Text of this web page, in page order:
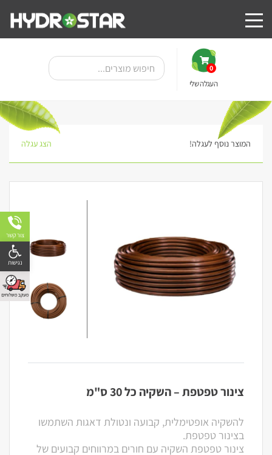
0
העגלה שלי
המוצר נוסף לעגלה! הצג עגלה
צינור טפטפת – השקיה כל 30 ס"מ
להשקיה אופטימלית, קבועה ונטולת דאגות השתמשו
בצינור טפטפת.
צינור טפטפת השקיה עם חורים במרווחים קבועים של
צור קשר